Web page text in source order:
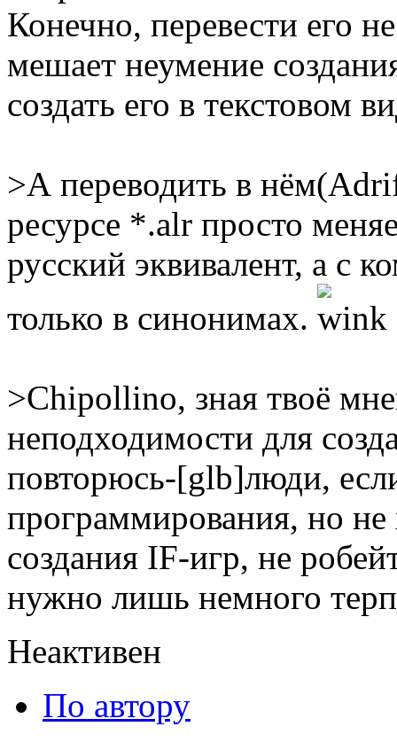
Конечно, перевести его
мешает неумение
создать его в текстовом
>А переводить в
ресурсе *.alr просто
русский эквивалент, а с
только в синонимах.
>Chipollino, зная твоё
неподходимости для
повторюсь-[glb]люди,
программирования, но не
создания IF-игр, не
нужно лишь немного
Неактивен
По автору